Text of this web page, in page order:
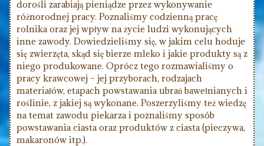
dorośli zarabiają pieniądze przez wykonywanie
różnorodnej pracy. Poznaliśmy codzienną pracę
rolnika oraz jej wpływ na życie ludzi wykonujących
inne zawody. Dowiedzieliśmy się, w jakim celu hoduje
się zwierzęta, skąd się bierze mleko i jakie produkty są z
niego produkowane. Oprócz tego rozmawialiśmy o
pracy krawcowej – jej przyborach, rodzajach
materiałów, etapach powstawania ubrań bawełnianych i
roślinie, z jakiej są wykonane. Poszerzyliśmy też wiedzę
na temat zawodu piekarza i poznaliśmy sposób
powstawania ciasta oraz produktów z ciasta (pieczywa,
makaronów itp.).